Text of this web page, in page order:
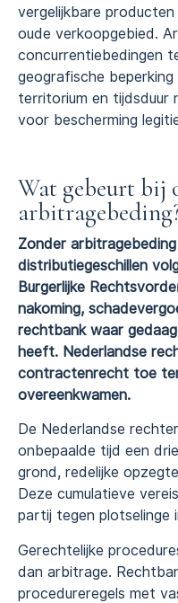
vergelijkbare
oude verkoopgebied.
concurrentiebedingen
geografische
territorium en tijdsduur
voor bescherming
Wat gebeurt bij
Zonder
distributiegeschillen
Burgerlijke
nakoming,
rechtbank waar
heeft. Nederlandse
contractenrecht toe
overeenkwamen.
De Nederlandse
onbepaalde tijd een
grond, redelijke
Deze cumulatieve
partij tegen plotselinge
Gerechtelijke
dan arbitrage.
procedureregels met